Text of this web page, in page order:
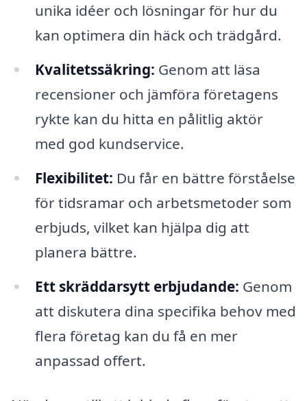
unika idéer och lösningar för hur du
kan optimera din häck och trädgård.
Kvalitetssäkring: Genom att läsa
recensioner och jämföra företagens
rykte kan du hitta en pålitlig aktör
med god kundservice.
Flexibilitet: Du får en bättre förståelse
för tidsramar och arbetsmetoder som
erbjuds, vilket kan hjälpa dig att
planera bättre.
Ett skräddarsytt erbjudande: Genom
att diskutera dina specifika behov med
flera företag kan du få en mer
anpassad offert.